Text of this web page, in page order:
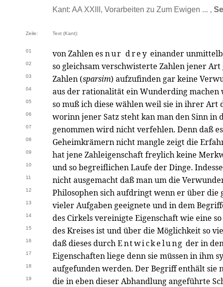
Kant: AA XXIII, Vorarbeiten zu Zum Ewigen ... ,
Zeile: Text (Kant):
01 von Zahlen esnur drey einander
02 so gleichsam verschwisterte Zahlen jener
03 Zahlen (sparsim) aufzufinden gar keine
04 aus der rationalität ein Wunderding
05 so muß ich diese wählen weil sie in ihrer Art
06 worinn jener Satz steht kan man den Sinn in
07 genommen wird nicht verfehlen. Denn daß
08 Geheimkrämern nicht mangle zeigt die
09 hat jene Zahleigenschaft freylich keine
10 und so begreiflichen Laufe der Dinge.
11 nicht ausgemacht daß man um die
12 Philosophen sich aufdringt wenn er über die
13 vieler Aufgaben geeignete und in dem
14 des Cirkels vereinigte Eigenschaft wie eine
15 des Kreises ist und über die Möglichkeit so
16 daß dieses durchEntwickelung der in
17 Eigenschaften liege denn sie müssen in ihm
18 aufgefunden werden. Der Begriff enthält sie
19 die in eben dieser Abhandlung angeführte